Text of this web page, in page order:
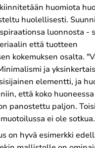
huomiota
huolellisesti.
luonnosta -
että tuotteen
kokemuksen osalta.
ja
elementti, ja
että koko
panostettu paljon.
ei ole sotkua.
on hyvä esimerkki